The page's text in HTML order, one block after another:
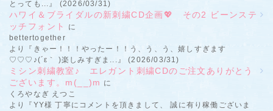
とっても...』 (2026/03/31)
ハワイ＆ブライダルの新刺繍CD企画💖 その2 ビーンステ
ッチフォント
に
bettertogether
より『きゃー！！！やったー！！う、う、う、嬉しすぎます
♡♡♡♪(´ε｀ )楽しみすぎま...』 (2026/03/31)
ミシン刺繍教室♪ エレガント刺繍CDのご注文ありがとう
ございます。m(__)m に
くろやなぎ えつこ
より『YY様 丁寧にコメントを頂きまして、 誠に有り稼働ございま